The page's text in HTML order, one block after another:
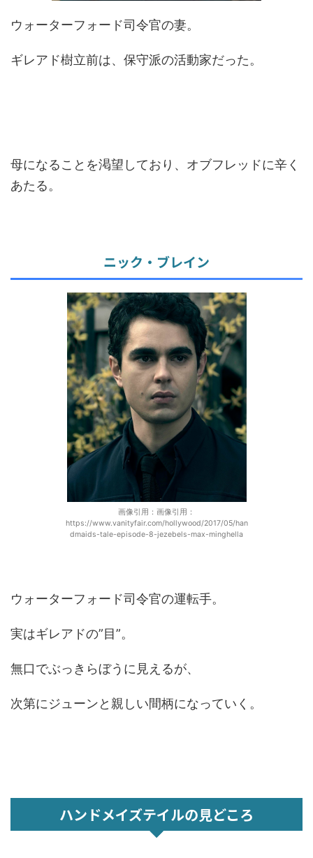
ウォーターフォード司令官の妻。
ギレアド樹立前は、保守派の活動家だった。
母になることを渇望しており、オブフレッドに辛く
あたる。
ニック・ブレイン
画像引用：画像引用：
https://www.vanityfair.com/hollywood/2017/05/han
dmaids-tale-episode-8-jezebels-max-minghella
ウォーターフォード司令官の運転手。
実はギレアドの”目”。
無口でぶっきらぼうに見えるが、
次第にジューンと親しい間柄になっていく。
ハンドメイズテイルの見どころ